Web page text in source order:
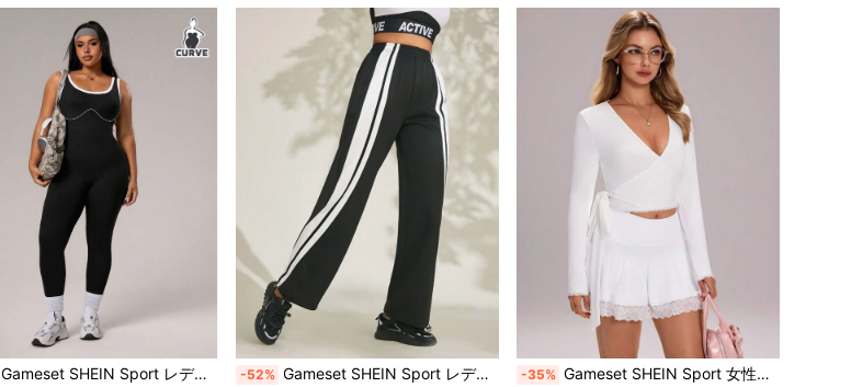
Gameset SHEIN Sport レディース カラーブロック ストライプ バックレス ジャンプスーツ、フィットネス&カジュアル ヨガ、ランニング、デイリー着用、プラスサイズ対応
-52% Gameset SHEIN Sport レディース カジュアル アウトドア ルーズフィット カラーブロック ストライプ パンツ -35% Gameset SHEIN Sport 女性用Vネック パッチワーク ラッフルトリム 長袖 調整可能なタイ付きカバーアップ、バレエなどのカジュアルダンスウェア、日常着用